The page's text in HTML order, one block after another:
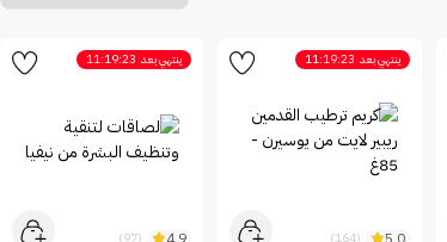
ينتهي بعد 11:19:23
(164)
ينتهي بعد 11:19:23
(97)